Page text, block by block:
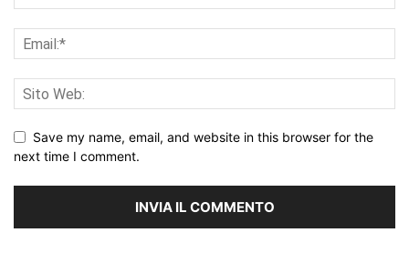
Save my name, email, and website in this browser for the
next time I comment.